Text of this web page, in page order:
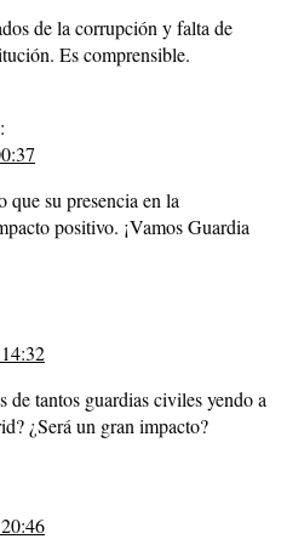
de la corrupción y falta de
Es comprensible.
que su presencia en la
positivo. ¡Vamos Guardia
de tantos guardias civiles yendo a
¿Será un gran impacto?